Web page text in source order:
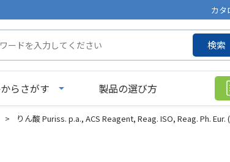
カタ
検索
らさがす 製品の選び方
> りん酸 Puriss. p.a., ACS Reagent, Reag. ISO, Reag. Ph. Eur.